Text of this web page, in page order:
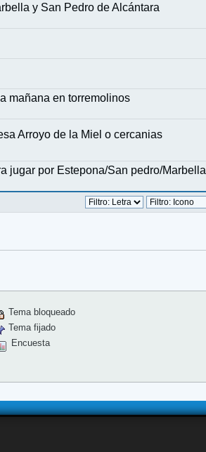
y San Pedro de Alcántara
mañana en torremolinos
Arroyo de la Miel o cercanias
jugar por Estepona/San pedro/Marbella
Tema bloqueado
Tema fijado
Encuesta